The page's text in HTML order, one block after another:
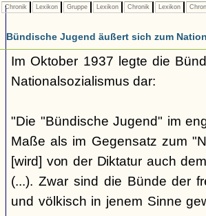
Chronik Lexikon Gruppe Lexikon Chronik Lexikon
Bündische Jugend äußert sich zum
Im Oktober 1937 legte die
Nationalsozialismus dar:
"Die "Bündische Jugend" im
Maße als im Gegensatz zum
[wird] von der Diktatur auch
(...). Zwar sind die Bünde der
und völkisch in jenem Sinne